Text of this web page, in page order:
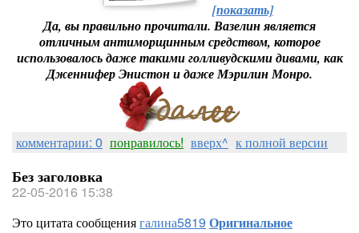
[показать]
Да, вы правильно прочитали. Вазелин является
отличным антиморщинным средством, которое
использовалось даже такими голливудскими дивами, как
Дженнифер Энистон и даже Мэрилин Монро.
комментарии: 0 понравилось! вверх^ к полной версии
Без заголовка
22-05-2016 15:38
Это цитата сообщениягалина5819 Оригинальное